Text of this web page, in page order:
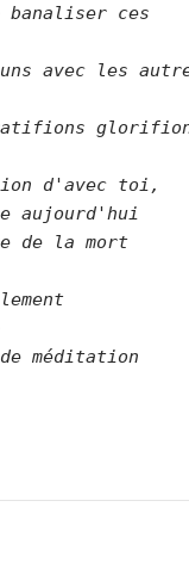
ces
avec les
d'avec toi,
aujourd'hui
de la mort
méditation